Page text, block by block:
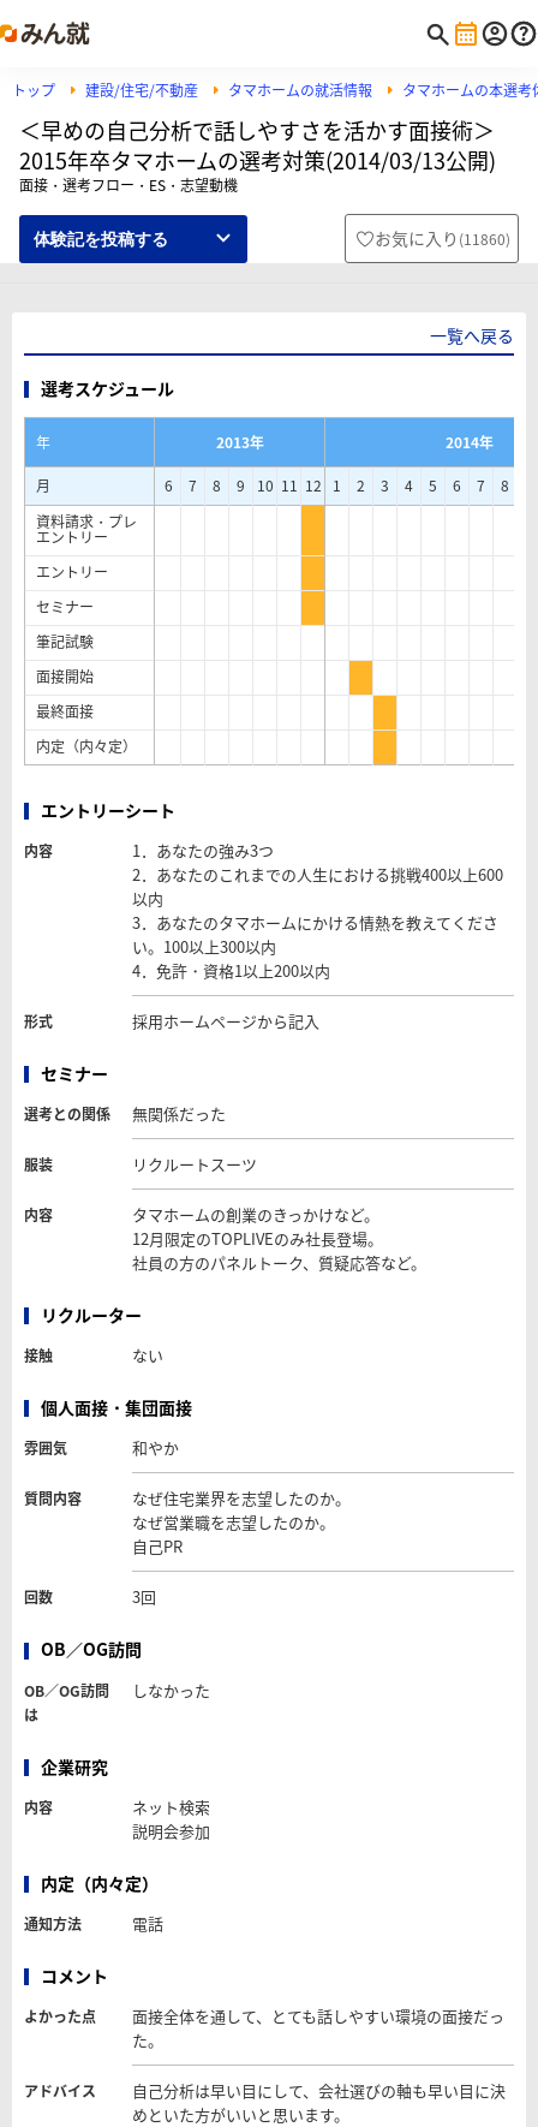
トップ 建設/住宅/不動産 タマホームの就活情報 タマホームの本選考
＜早めの自己分析で話しやすさを活かす面接術＞
2015年卒タマホームの選考対策(2014/03/13公開)
面接・選考フロー・ES・志望動機
体験記を投稿する お気に入り (11860)
一覧へ戻る
選考スケジュール
年 2013年
2014年
月
6 7 8 9 10 11 12 1 2 3 4 5 6 7 8
資料請求・プレ
エントリー
エントリー
セミナー
筆記試験
面接開始
最終面接
内定（内々定）
エントリーシート
内容
1．あなたの強み3つ
2．あなたのこれまでの人生における挑戦400以上600
以内
3．あなたのタマホームにかける情熱を教えてくださ
い。100以上300以内
4．免許・資格1以上200以内
形式 採用ホームページから記入
セミナー
選考との関係 無関係だった
服装 リクルートスーツ
内容
タマホームの創業のきっかけなど。
12月限定のTOPLIVEのみ社長登場。
社員の方のパネルトーク、質疑応答など。
リクルーター
接触 ない
個人面接・集団面接
雰囲気 和やか
質問内容
なぜ住宅業界を志望したのか。
なぜ営業職を志望したのか。
自己PR
回数 3回
OB／OG訪問
OB／OG訪問
は
しなかった
企業研究
内容
ネット検索
説明会参加
内定（内々定）
通知方法 電話
コメント
よかった点
面接全体を通して、とても話しやすい環境の面接だっ
た。
アドバイス
自己分析は早い目にして、会社選びの軸も早い目に決
めといた方がいいと思います。